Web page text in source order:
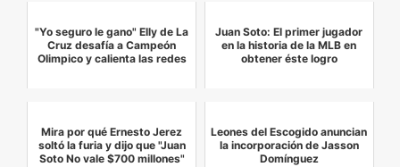
"Yo seguro le gano" Elly de La
Cruz desafía a Campeón
Olimpico y calienta las redes
Juan Soto: El primer jugador
en la historia de la MLB en
obtener éste logro
Mira por qué Ernesto Jerez
soltó la furia y dijo que "Juan
Soto No vale $700 millones"
Leones del Escogido anuncian
la incorporación de Jasson
Domínguez